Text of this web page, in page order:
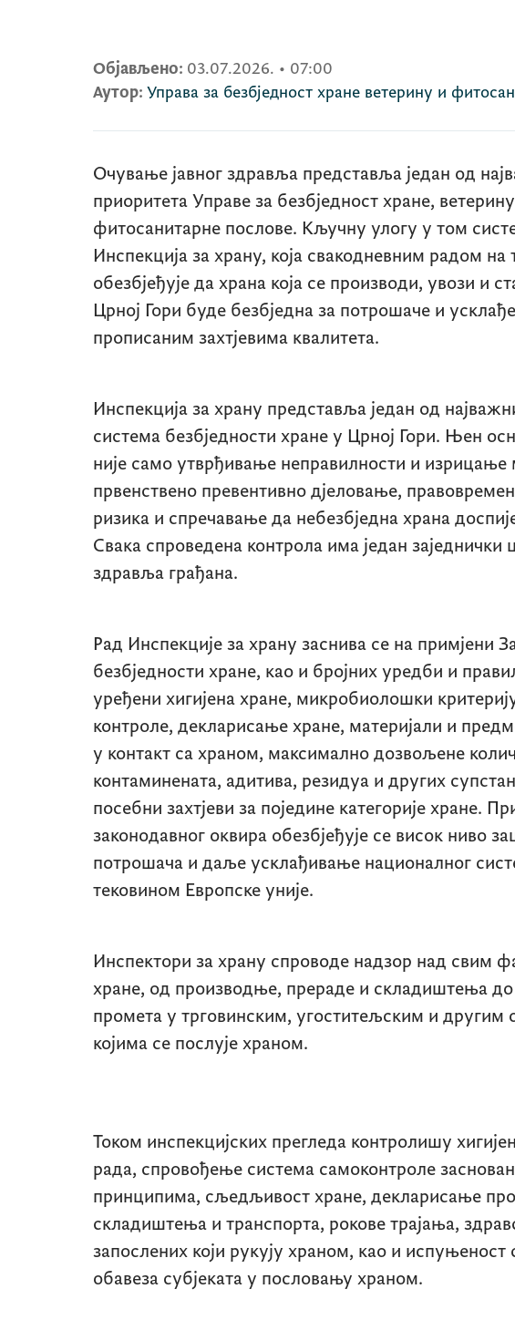
Објављено: 03.07.2026. • 07:00
Аутор: Управа за безбједност хране ветерину и
Очување јавног здравља представља један од
приоритета Управе за безбједност хране,
фитосанитарне послове. Кључну улогу у том
Инспекција за храну, која свакодневним радом на
обезбјеђује да храна која се производи, увози и
Црној Гори буде безбједна за потрошаче и
прописаним захтјевима квалитета.
Инспекција за храну представља један од
система безбједности хране у Црној Гори. Њен
није само утврђивање неправилности и изрицање
првенствено превентивно дјеловање,
ризика и спречавање да небезбједна храна
Свака спроведена контрола има један
здравља грађана.
Рад Инспекције за храну заснива се на примјени
безбједности хране, као и бројних уредби и
уређени хигијена хране, микробиолошки
контроле, декларисање хране, материјали и
у контакт са храном, максимално дозвољене
контаминената, адитива, резидуа и других
посебни захтјеви за поједине категорије хране.
законодавног оквира обезбјеђује се висок ниво
потрошача и даље усклађивање националног
тековином Европске уније.
Инспектори за храну спроводе надзор над свим
хране, од производње, прераде и складиштења до
промета у трговинским, угоститељским и другим
којима се послује храном.
Током инспекцијских прегледа контролишу
рада, спровођење система самоконтроле
принципима, сљедљивост хране, декларисање
складиштења и транспорта, рокове трајања,
запослених који рукују храном, као и испуњеност
обавеза субјеката у пословању храном.